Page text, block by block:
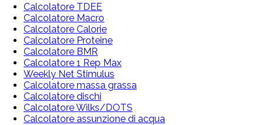
Calcolatore TDEE
Calcolatore Macro
Calcolatore Calorie
Calcolatore Proteine
Calcolatore BMR
Calcolatore 1 Rep Max
Weekly Net Stimulus
Calcolatore massa grassa
Calcolatore dischi
Calcolatore Wilks/DOTS
Calcolatore assunzione di acqua